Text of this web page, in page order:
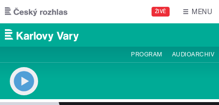
Přejít k hlavnímu obsahu
ŽIVĚ MENU
PROGRAM AUDIOARCHIV